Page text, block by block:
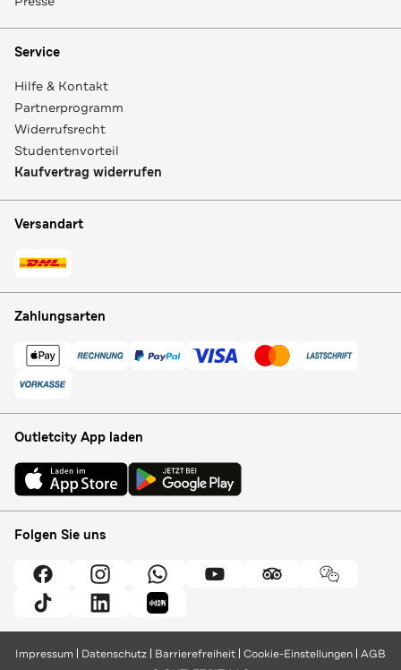
Service
Hilfe & Kontakt
Partnerprogramm
Widerrufsrecht
Studentenvorteil
Kaufvertrag widerrufen
Versandart
Zahlungsarten
Outletcity App laden
Folgen Sie uns
Impressum Datenschutz Barrierefreiheit Cookie-Einstellungen AGB